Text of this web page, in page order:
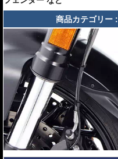
商品カテゴリー :